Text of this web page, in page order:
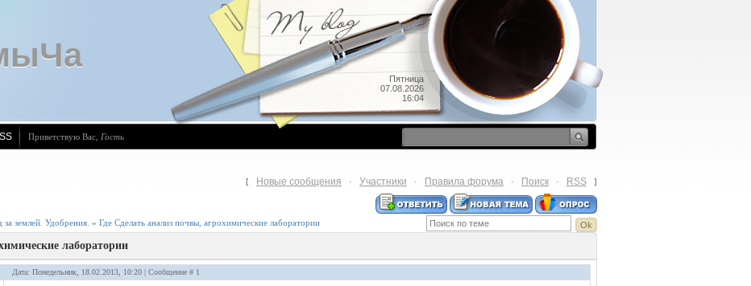
Пятница
07.08.2026
16:04
Приветствую Вас Гость
[ Новые сообщения · Участники · Правила форума · Поиск · RSS ]
за землей. Удобрения. » Где Сделать анализ почвы, агрохимические лаборатории
лаборатории
Дата: Понедельник, 18.02.2013, 10:20 | Сообщение # 1